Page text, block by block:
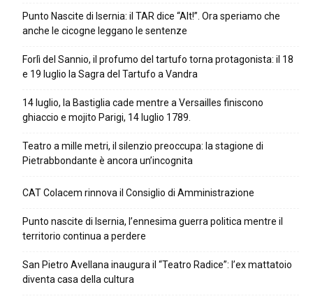
Punto Nascite di Isernia: il TAR dice “Alt!”. Ora speriamo che
anche le cicogne leggano le sentenze
Forlì del Sannio, il profumo del tartufo torna protagonista: il 18
e 19 luglio la Sagra del Tartufo a Vandra
14 luglio, la Bastiglia cade mentre a Versailles finiscono
ghiaccio e mojito Parigi, 14 luglio 1789.
Teatro a mille metri, il silenzio preoccupa: la stagione di
Pietrabbondante è ancora un’incognita
CAT Colacem rinnova il Consiglio di Amministrazione
Punto nascite di Isernia, l’ennesima guerra politica mentre il
territorio continua a perdere
San Pietro Avellana inaugura il “Teatro Radice”: l’ex mattatoio
diventa casa della cultura